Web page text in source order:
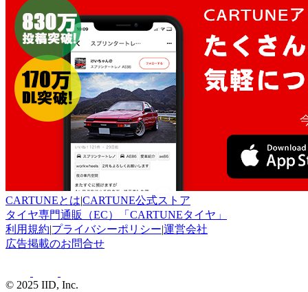
CARTUNEとは|CARTUNE公式ストア
タイヤ専門通販（EC）「CARTUNEタイヤ」
利用規約|プライバシーポリシー|運営会社
広告掲載のお問合せ
© 2025 IID, Inc.